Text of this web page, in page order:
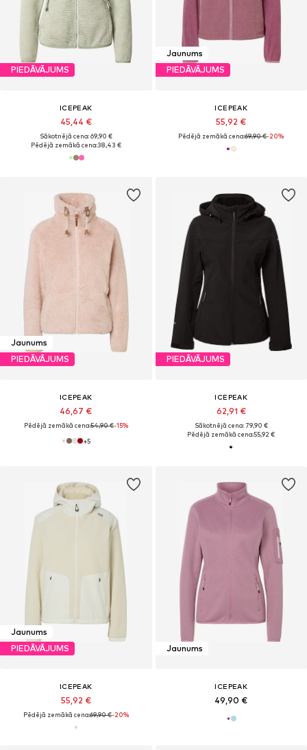
PIEDĀVĀJUMS
ICEPEAK
45,44 €
Sākotnējā cena: 69,90 €
Pēdējā zemākā cena:38,43 €
Jaunums
PIEDĀVĀJUMS
ICEPEAK
55,92 €
Pēdējā zemākā cena:69,90 €-20%
Jaunums
PIEDĀVĀJUMS
ICEPEAK
46,67 €
Pēdējā zemākā cena:54,90 €-15%
+5
PIEDĀVĀJUMS
ICEPEAK
62,91 €
Sākotnējā cena: 79,90 €
Pēdējā zemākā cena:55,92 €
Jaunums
PIEDĀVĀJUMS
ICEPEAK
55,92 €
Pēdējā zemākā cena:69,90 €-20%
Jaunums
ICEPEAK
49,90 €